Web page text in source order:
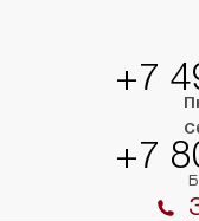
+7
+7